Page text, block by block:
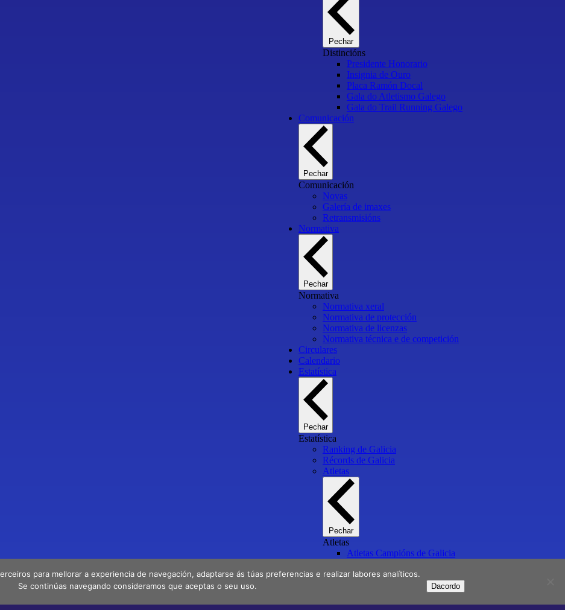
Pechar
Distincións
Presidente Honorario
Insignia de Ouro
Placa Ramón Docal
Gala do Atletismo Galego
Gala do Trail Running Galego
Comunicación
Pechar
Comunicación
Novas
Galería de imaxes
Retransmisións
Normativa
Pechar
Normativa
Normativa xeral
Normativa de protección
Normativa de licenzas
Normativa técnica e de competición
Circulares
Calendario
Estatística
Pechar
Estatística
Ranking de Galicia
Récords de Galicia
Atletas
Pechar
Atletas
Atletas Campións de Galicia
Atletas galegos internacionais
Atletas galegos Olímpicos
para mellorar a experiencia de navegación, adaptarse ás túas preferencias e realizar labores analíticos.
Se continúas navegando consideramos que aceptas o seu uso.
Dacordo